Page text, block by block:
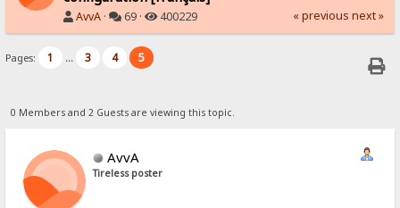
AvvA · 69 · 400229 « previous next »
Pages: 1 ... 3 4 5
0 Members and 2 Guests are viewing this topic.
AvvA
Tireless poster